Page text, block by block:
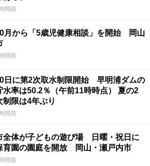
間前
月から「5歳児健康相談」を開始 岡山
間前
日に第2次取水制限開始 早明浦ダムの
水率は50.2％（午前11時時点） 夏の2
制限は4年ぶり
間前
全体が子どもの遊び場 日曜・祝日に
育園の園庭を開放 岡山・瀬戸内市
間前